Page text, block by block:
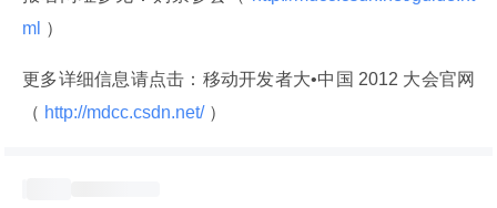
ml ）
更多详细信息请点击：移动开发者大•中国 2012 大会官网
（ http://mdcc.csdn.net/ ）